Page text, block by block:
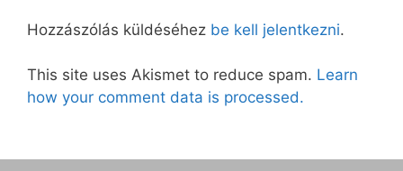
Hozzászólás küldéséhez be kell jelentkezni.
This site uses Akismet to reduce spam. Learn
how your comment data is processed.